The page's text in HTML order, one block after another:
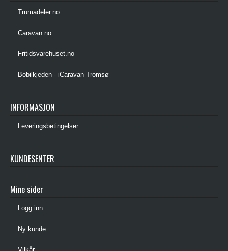
Trumadeler.no
Caravan.no
Fritidsvarehuset.no
Bobilkjeden - iCaravan Tromsø
INFORMASJON
Leveringsbetingelser
KUNDESENTER
Mine sider
Logg inn
Ny kunde